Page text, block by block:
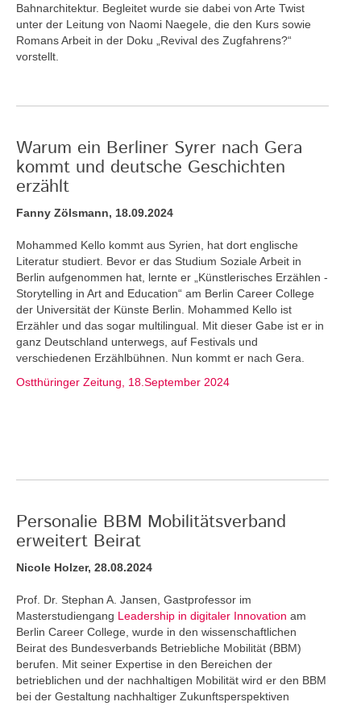
Bahnarchitektur. Begleitet wurde sie dabei von Arte Twist
unter der Leitung von Naomi Naegele, die den Kurs sowie
Romans Arbeit in der Doku „Revival des Zugfahrens?“
vorstellt.
Warum ein Berliner Syrer nach Gera
kommt und deutsche Geschichten
erzählt
Fanny Zölsmann, 18.09.2024
Mohammed Kello kommt aus Syrien, hat dort englische
Literatur studiert. Bevor er das Studium Soziale Arbeit in
Berlin aufgenommen hat, lernte er „Künstlerisches Erzählen -
Storytelling in Art and Education“ am Berlin Career College
der Universität der Künste Berlin. Mohammed Kello ist
Erzähler und das sogar multilingual. Mit dieser Gabe ist er in
ganz Deutschland unterwegs, auf Festivals und
verschiedenen Erzählbühnen. Nun kommt er nach Gera.
Ostthüringer Zeitung, 18.September 2024
Personalie BBM Mobilitätsverband
erweitert Beirat
Nicole Holzer, 28.08.2024
Prof. Dr. Stephan A. Jansen, Gastprofessor im
Masterstudiengang Leadership in digitaler Innovation am
Berlin Career College, wurde in den wissenschaftlichen
Beirat des Bundesverbands Betriebliche Mobilität (BBM)
berufen. Mit seiner Expertise in den Bereichen der
betrieblichen und der nachhaltigen Mobilität wird er den BBM
bei der Gestaltung nachhaltiger Zukunftsperspektiven